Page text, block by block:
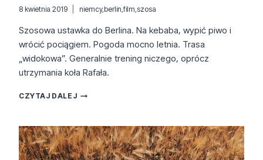
8 kwietnia 2019 niemcy,berlin,film,szosa
Szosowa ustawka do Berlina. Na kebaba, wypić piwo i
wrócić pociągiem. Pogoda mocno letnia. Trasa
„widokowa”. Generalnie trening niczego, oprócz
utrzymania koła Rafała.
CZYTAJ DALEJNACH